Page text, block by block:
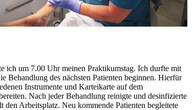
ich um 7.00 Uhr meinen Praktikumstag. Ich durfte mit
Behandlung des nächsten Patienten beginnen. Hierfür
Instrumente und Karteikarte auf dem
Nach jeder Behandlung reinigte und desinfizierte
den Arbeitsplatz. Neu kommende Patienten begleitete